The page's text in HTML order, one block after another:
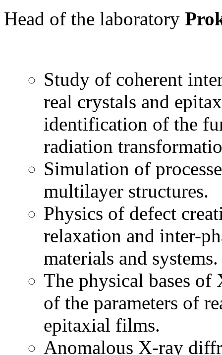
Head of the laboratory
Study of coherent
real crystals and
identification of the
radiation
Simulation of
multilayer structures.
Physics of defect
relaxation and inter-
materials and systems.
The physical bases
of the parameters of
epitaxial films.
Anomalous X-ray